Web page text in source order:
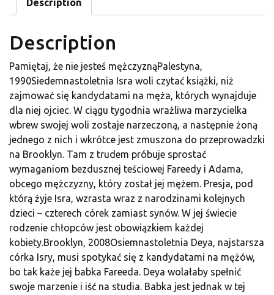
Description
Pamiętaj, że nie jesteś mężczyznąPalestyna,
1990Siedemnastoletnia Isra woli czytać książki, niż
zajmować się kandydatami na męża, których wynajduje
dla niej ojciec. W ciągu tygodnia wrażliwa marzycielka
wbrew swojej woli zostaje narzeczoną, a następnie żoną
jednego z nich i wkrótce jest zmuszona do przeprowadzki
na Brooklyn. Tam z trudem próbuje sprostać
wymaganiom bezdusznej teściowej Fareedy i Adama,
obcego mężczyzny, który został jej mężem. Presja, pod
którą żyje Isra, wzrasta wraz z narodzinami kolejnych
dzieci – czterech córek zamiast synów. W jej świecie
rodzenie chłopców jest obowiązkiem każdej
kobiety.Brooklyn, 2008Osiemnastoletnia Deya, najstarsza
córka Isry, musi spotykać się z kandydatami na mężów,
bo tak każe jej babka Fareeda. Deya wolałaby spełnić
swoje marzenie i iść na studia. Babka jest jednak w tej